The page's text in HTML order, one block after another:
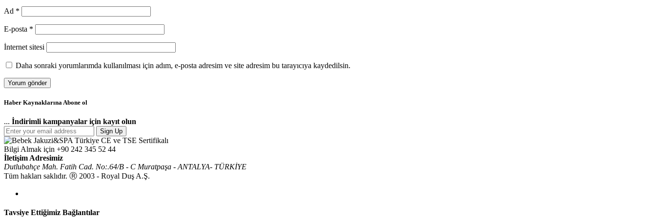
Ad *
E-posta *
İnternet sitesi
Daha sonraki yorumlarımda kullanılması için adım, e-posta adresim ve site adresim bu tarayıcıya kaydedilsin.
Haber Kaynaklarına Abone ol
... İndirimli kampanyalar için kayıt olun
Sign Up
Bilgi Almak için +90 242 345 52 44
İletişim Adresimiz
Dutlubahçe Mah. Fatih Cad. No:.64/B - C Muratpaşa - ANTALYA- TÜRKİYE
Tüm hakları saklıdır. Ⓡ 2003 - Royal Duş A.Ş.
Tavsiye Ettiğimiz Bağlantılar